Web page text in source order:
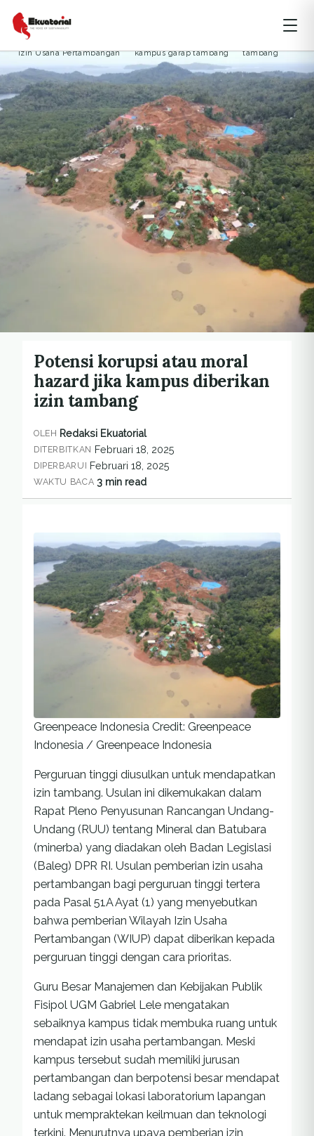
ARTIKEL
Izin Usaha Pertambangan kampus garap tambang tambang
Potensi korupsi atau moral
hazard jika kampus diberikan
izin tambang
OLEH Redaksi Ekuatorial
DITERBITKAN Februari 18, 2025
DIPERBARUI Februari 18, 2025
WAKTU BACA 3 min read
Greenpeace Indonesia Credit: Greenpeace
Indonesia / Greenpeace Indonesia
Perguruan tinggi diusulkan untuk mendapatkan
izin tambang. Usulan ini dikemukakan dalam
Rapat Pleno Penyusunan Rancangan Undang-
Undang (RUU) tentang Mineral dan Batubara
(minerba) yang diadakan oleh Badan Legislasi
(Baleg) DPR RI. Usulan pemberian izin usaha
pertambangan bagi perguruan tinggi tertera
pada Pasal 51A Ayat (1) yang menyebutkan
bahwa pemberian Wilayah Izin Usaha
Pertambangan (WIUP) dapat diberikan kepada
perguruan tinggi dengan cara prioritas.
Guru Besar Manajemen dan Kebijakan Publik
Fisipol UGM Gabriel Lele mengatakan
sebaiknya kampus tidak membuka ruang untuk
mendapat izin usaha pertambangan. Meski
kampus tersebut sudah memiliki jurusan
pertambangan dan berpotensi besar mendapat
ladang sebagai lokasi laboratorium lapangan
untuk mempraktekan keilmuan dan teknologi
terkini. Menurutnya upaya pemberian izin